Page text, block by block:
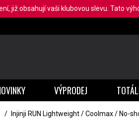
VÝPRODEJ
/ Injinji RUN Lightweight / Coolmax / No-
již obsahují vaši klubovou slevu. Tato